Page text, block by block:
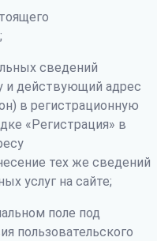
сведений
и действующий адрес
в регистрационную
«Регистрация» в
тех же сведений
услуг на сайте;
поле под
пользовательского